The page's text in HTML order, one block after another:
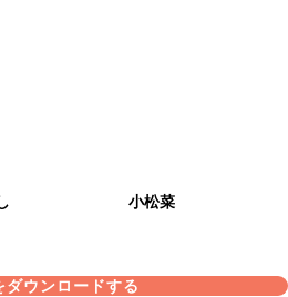
小松菜
ダウンロードする